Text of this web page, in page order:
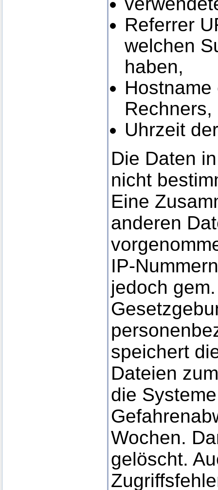
Referrer
welchen
haben,
Rechners,
Uhrzeit
Die Daten
nicht
Eine
anderen
IP-
jedoch
speichert
Dateien
die
Wochen.
gelöscht.